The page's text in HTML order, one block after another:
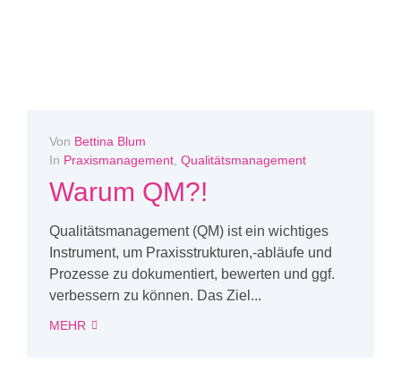
Von Bettina Blum
In Praxismanagement Qualitätsmanagement
Warum QM?!
Qualitätsmanagement (QM) ist ein wichtiges
Instrument, um Praxisstrukturen,-abläufe und
Prozesse zu dokumentiert, bewerten und ggf.
verbessern zu können. Das Ziel...
MEHR